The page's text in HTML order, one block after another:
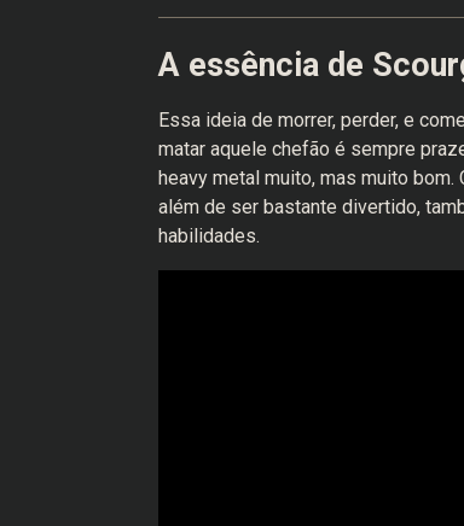
A essência de
Essa ideia de morrer, perder, e
matar aquele chefão é sempre
heavy metal muito, mas muito
além de ser bastante divertido,
habilidades.